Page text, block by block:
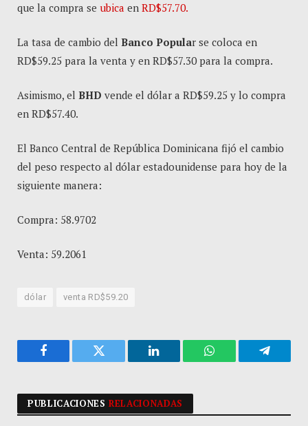
que la compra se ubica en RD$57.70.
La tasa de cambio del Banco Popular se coloca en
RD$59.25 para la venta y en RD$57.30 para la compra.
Asimismo, el BHD vende el dólar a RD$59.25 y lo compra
en RD$57.40.
El Banco Central de República Dominicana fijó el cambio
del peso respecto al dólar estadounidense para hoy de la
siguiente manera:
Compra: 58.9702
Venta: 59.2061
dólar venta RD$59.20
Facebook Twitter LinkedIn WhatsApp
PUBLICACIONESRELACIONADAS